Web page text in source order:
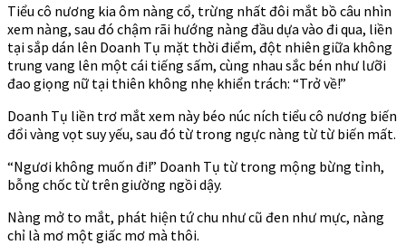
Tiểu cô nương kia ôm nàng cổ, trừng nhất đôi mắt bồ câu nhìn
xem nàng, sau đó chậm rãi hướng nàng đầu dựa vào đi qua, liền
tại sắp dán lên Doanh Tụ mặt thời điểm, đột nhiên giữa không
trung vang lên một cái tiếng sấm, cùng nhau sắc bén như lưỡi
đao giọng nữ tại thiên không nhẹ khiển trách: “Trở về!”
Doanh Tụ liền trơ mắt xem này béo núc ních tiểu cô nương biến
đổi vàng vọt suy yếu, sau đó từ trong ngực nàng từ từ biến mất.
“Ngươi không muốn đi!” Doanh Tụ từ trong mộng bừng tỉnh,
bỗng chốc từ trên giường ngồi dậy.
Nàng mở to mắt, phát hiện tứ chu như cũ đen như mực, nàng
chỉ là mơ một giấc mơ mà thôi.